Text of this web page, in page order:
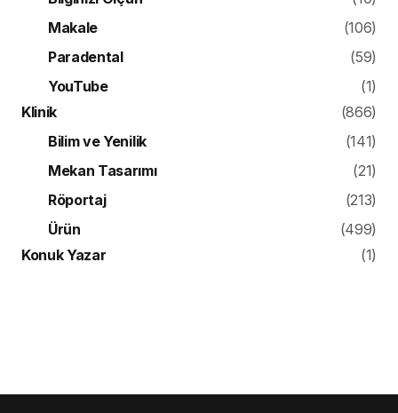
Makale
(106)
Paradental
(59)
YouTube
(1)
Klinik
(866)
Bilim ve Yenilik
(141)
Mekan Tasarımı
(21)
Röportaj
(213)
Ürün
(499)
Konuk Yazar
(1)